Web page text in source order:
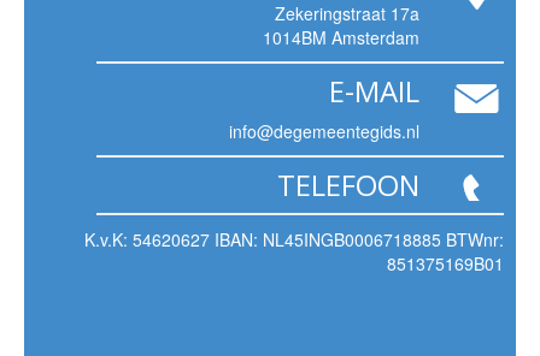
Zekeringstraat 17a
1014BM Amsterdam
E-MAIL
info@degemeentegids.nl
TELEFOON
K.v.K: 54620627 IBAN: NL45INGB0006718885 BTWnr:
851375169B01